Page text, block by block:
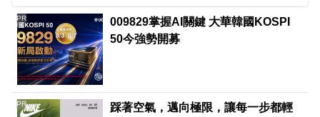
009829掌握AI關鍵 大華韓國KOSPI
50今強勢開募
PR
踩著空氣，邁向極限，讓每一步都輕
PR